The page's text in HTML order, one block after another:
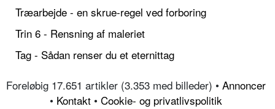
Træarbejde - en skrue-regel ved forboring
Trin 6 - Rensning af maleriet
Tag - Sådan renser du et eternittag
Foreløbig 17.651 artikler (3.353 med billeder) • Annoncer
• Kontakt • Cookie- og privatlivspolitik